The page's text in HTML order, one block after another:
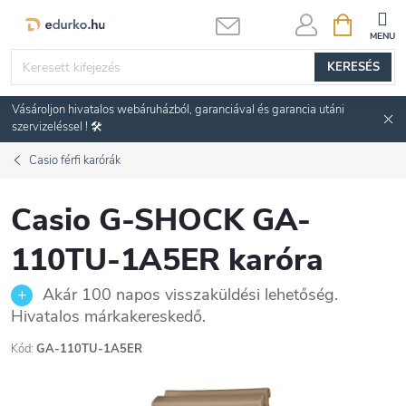
KERESÉS
KOSÁR
Vásároljon hivatalos webáruházból, garanciával és garancia utáni
szervizeléssel ! 🛠️
Casio férfi karórák
Casio G-SHOCK GA-
110TU-1A5ER karóra
Akár 100 napos visszaküldési lehetőség.
Hivatalos márkakereskedő.
Kód: GA-110TU-1A5ER